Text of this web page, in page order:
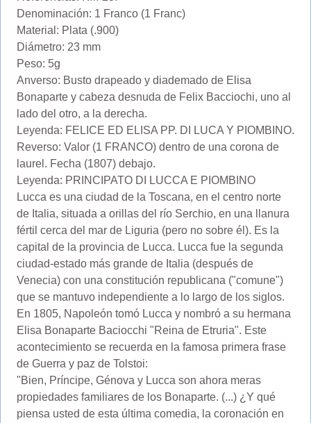
Denominación: 1 Franco (1 Franc)
Material: Plata (.900)
Diámetro: 23 mm
Peso: 5g
Anverso: Busto drapeado y diademado de Elisa
Bonaparte y cabeza desnuda de Felix Bacciochi, uno al
lado del otro, a la derecha.
Leyenda: FELICE ED ELISA PP. DI LUCA Y PIOMBINO.
Reverso: Valor (1 FRANCO) dentro de una corona de
laurel. Fecha (1807) debajo.
Leyenda: PRINCIPATO DI LUCCA E PIOMBINO
Lucca es una ciudad de la Toscana, en el centro norte
de Italia, situada a orillas del río Serchio, en una llanura
fértil cerca del mar de Liguria (pero no sobre él). Es la
capital de la provincia de Lucca. Lucca fue la segunda
ciudad-estado más grande de Italia (después de
Venecia) con una constitución republicana ("comune")
que se mantuvo independiente a lo largo de los siglos.
En 1805, Napoleón tomó Lucca y nombró a su hermana
Elisa Bonaparte Baciocchi "Reina de Etruria". Este
acontecimiento se recuerda en la famosa primera frase
de Guerra y paz de Tolstoi:
"Bien, Príncipe, Génova y Lucca son ahora meras
propiedades familiares de los Bonaparte. (...) ¿Y qué
piensa usted de esta última comedia, la coronación en